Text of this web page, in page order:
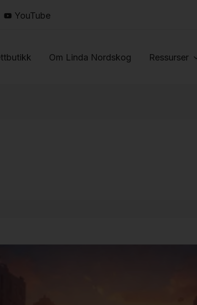
YouTube
Om Linda Nordskog Ressurser